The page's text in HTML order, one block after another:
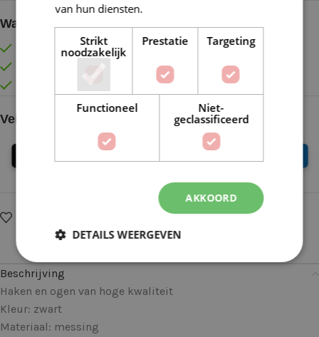
Waarom kopen bij de Wolkast?
Lage verzendkosten vanaf € 4,99 binnen NL
Gratis verzonden vanaf €55,-
Vóór 16:30 besteld = Zelfde (werk)dag verzonden
Veilig online betalen
Delen:
Beschrijving
Haken en ogen van hoge kwaliteit
Kleur: zwart
Materiaal: messing
van hun diensten.
Strikt
noodzakelijk
Prestatie Targeting
Functioneel
Niet-
geclassificeerd
AKKOORD
DETAILS WEERGEVEN